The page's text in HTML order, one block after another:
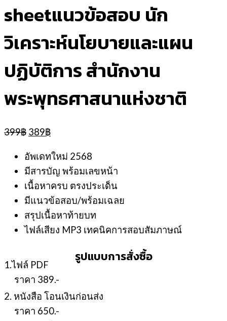
sheetแนวข้อสอบ นัก
วิเคราะห์นโยบายและแผน
ปฏิบัติการ สำนักงาน
พระพุทธศาสนาแห่งชาติ
399฿ Original
was:
399฿.
389฿Current
is:
389฿.
อัพเดทใหม่ 2568
มีสารบัญ พร้อมเลขหน้า
เนื้อหาครบ ตรงประเด็น
มีแนวข้อสอบ/พร้อมเฉลย
สรุปเนื้อหาท้ายบท
ไฟล์เสียง MP3 เทคนิคการสอบสัมภาษณ์
รูปแบบการสั่งซื้อ
1.ไฟล์ PDF
ราคา 389.-
2. หนังสือ โอนเงินก่อนส่ง
ราคา 650.-